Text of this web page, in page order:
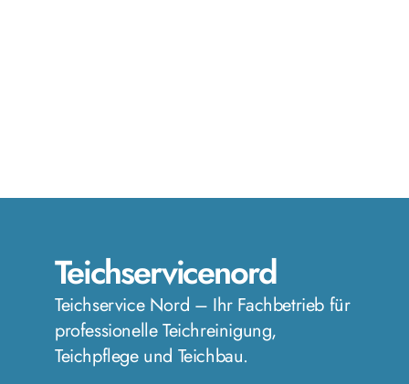
Teichservicenord
Teichservice Nord – Ihr Fachbetrieb für
professionelle Teichreinigung,
Teichpflege und Teichbau.